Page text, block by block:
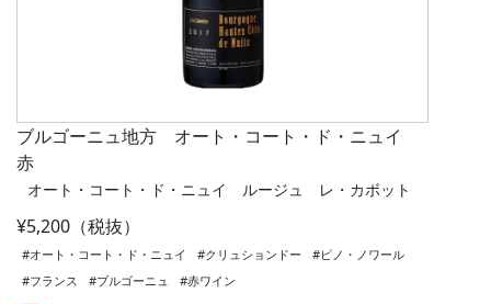
ブルゴーニュ地方 オート・コート・ド・ニュイ
赤
オート・コート・ド・ニュイ ルージュ レ・カボット
¥5,200（税抜）
#オート・コート・ド・ニュイ #クリュションドー
#ピノ・ノワール
#フランス
#ブルゴーニュ #赤ワイン